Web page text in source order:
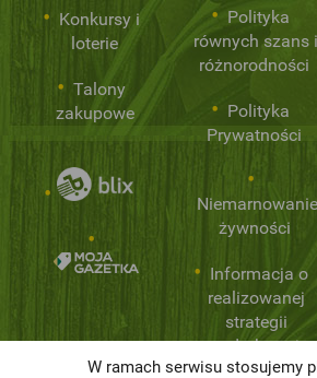
Konkursy i
loterie
Talony
zakupowe
Polityka
równych szans i
różnorodności
Polityka
Prywatności
Niemarnowanie
żywności
Informacja o
realizowanej
strategii
podatkowej
W ramach serwisu stosujemy